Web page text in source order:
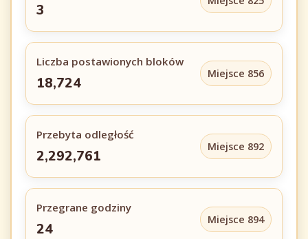
3
Liczba postawionych bloków
18,724
Miejsce 856
Przebyta odległość
2,292,761
Miejsce 892
Przegrane godziny
24
Miejsce 894